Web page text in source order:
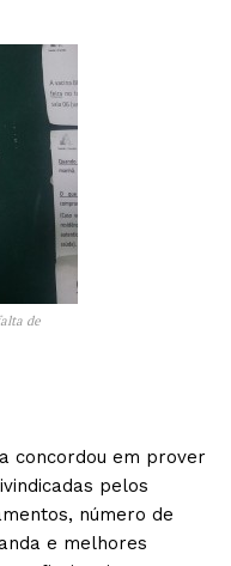
de
concordou em prover
pelos
número de
e melhores